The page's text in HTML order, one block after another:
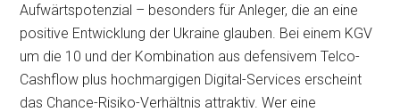
Aufwärtspotenzial – besonders für Anleger, die an eine
positive Entwicklung der Ukraine glauben. Bei einem KGV
um die 10 und der Kombination aus defensivem Telco-
Cashflow plus hochmargigen Digital-Services erscheint
das Chance-Risiko-Verhältnis attraktiv. Wer eine